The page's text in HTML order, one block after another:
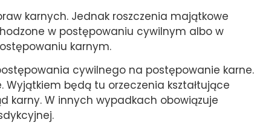
karnych. Jednak roszczenia majątkowe
w postępowaniu cywilnym albo w
karnym.
cywilnego na postępowanie karne.
będą tu orzeczenia kształtujące
karny. W innych wypadkach obowiązuje